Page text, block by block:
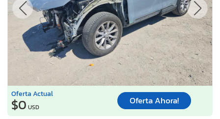
Oferta Actual
$0 USD
Oferta Ahora!